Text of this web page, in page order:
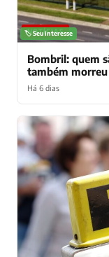
NOTÍCIAS
🏷️ Seu interesse
Bombril: quem
também morreu
Há 6 dias